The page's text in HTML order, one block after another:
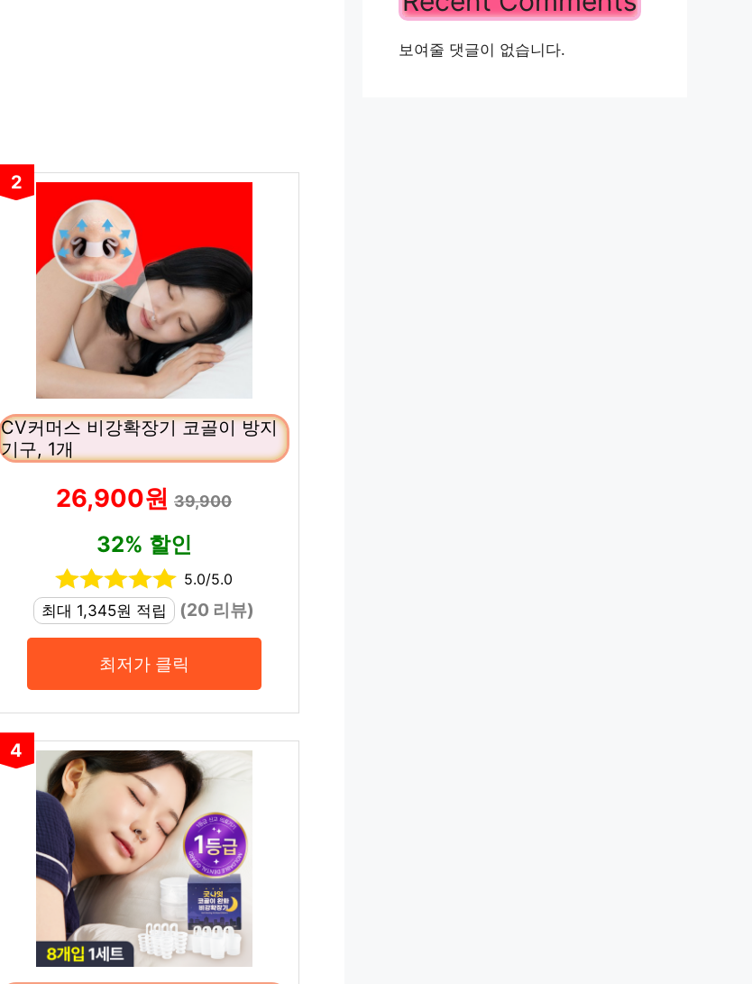
2
CV커머스 비강확장기 코골이 방지
기구, 1개
26,900원 39,900
32% 할인
5.0/5.0
최대 1,345원 적립
(20 리뷰)
최저가 클릭
4
보여줄 댓글이 없습니다.